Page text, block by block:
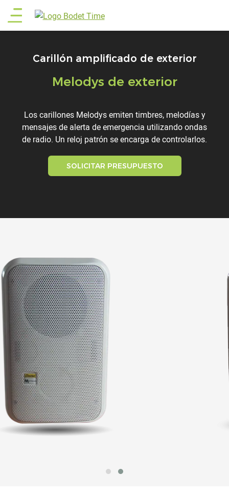
Pasar
contenido
Main
menu
Carillón amplificado de exterior
Melodys de exterior
Description
Los carillones Melodys emiten timbres, melodías y
mensajes de alerta de emergencia utilizando ondas
de radio. Un reloj patrón se encarga de controlarlos.
SOLICITAR PRESUPUESTO